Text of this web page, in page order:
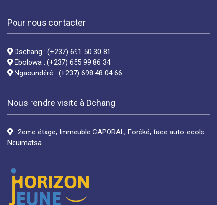
Pour nous contacter
Dschang : (+237) 691 50 30 81
Ebolowa : (+237) 655 99 86 34
Ngaoundéré : (+237) 698 48 04 66
Nous rendre visite à Dchang
: 2eme étage, Immeuble CAPORAL, Foréké, face auto-ecole
Nguimatsa